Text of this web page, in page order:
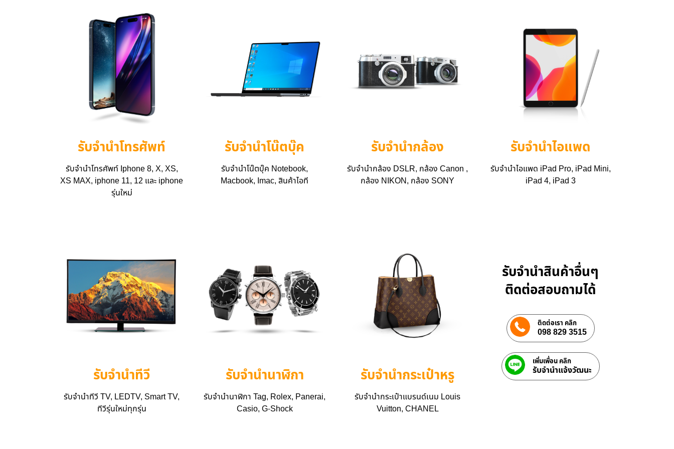
รับจำนำโทรศัพท์
รับจำนำโทรศัพท์ Iphone 8, X, XS,
XS MAX, iphone 11, 12 และ iphone
รุ่นใหม่
รับจำนำโน๊ตบุ๊ค
รับจำนำโน๊ตบุ๊ค Notebook,
Macbook, Imac, สินค้าไอที
รับจำนำกล้อง
รับจำนำกล้อง DSLR, กล้อง Canon ,
กล้อง NIKON, กล้อง SONY
รับจำนำไอแพด
รับจำนำไอแพด iPad Pro, iPad Mini,
iPad 4, iPad 3
รับจำนำทีวี
รับจำนำทีวี TV, LEDTV, Smart TV,
ทีวีรุ่นใหม่ทุกรุ่น
รับจำนำนาฬิกา
รับจำนำนาฬิกา Tag, Rolex, Panerai,
Casio, G-Shock
รับจำนำกระเป๋าหรู
รับจำนำกระเป๋าแบรนด์เนม Louis
Vuitton, CHANEL
รับจำนำสินค้าอื่นๆ
ติดต่อสอบถามได้
ติดต่อเรา คลิก
098 829 3515
เพิ่มเพื่อน คลิก
รับจํานําแจ้งวัฒนะ